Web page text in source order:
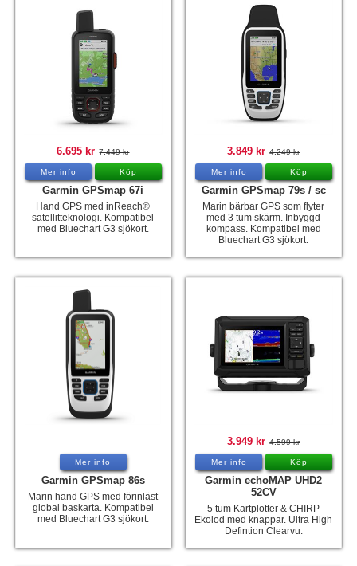
6.695 kr 7.449 kr
Mer info Köp
Garmin GPSmap 67i
Hand GPS med inReach®
satellitteknologi. Kompatibel
med Bluechart G3 sjökort.
3.849 kr 4.249 kr
Mer info Köp
Garmin GPSmap 79s / sc
Marin bärbar GPS som flyter
med 3 tum skärm. Inbyggd
kompass. Kompatibel med
Bluechart G3 sjökort.
Mer info
Garmin GPSmap 86s
Marin hand GPS med förinläst
global baskarta. Kompatibel
med Bluechart G3 sjökort.
3.949 kr 4.599 kr
Mer info Köp
Garmin echoMAP UHD2
52CV
5 tum Kartplotter & CHIRP
Ekolod med knappar. Ultra High
Defintion Clearvu.